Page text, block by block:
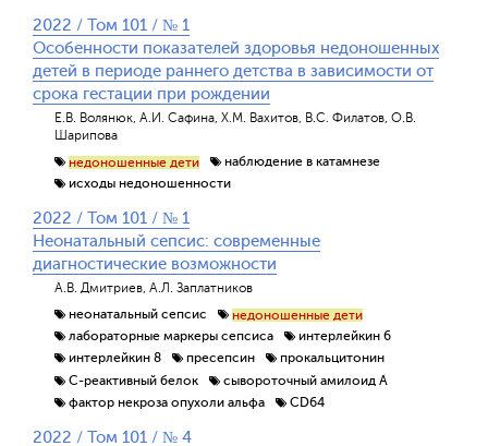
2022 / Том 101 / № 1
Особенности показателей здоровья недоношенных
детей в периоде раннего детства в зависимости от
срока гестации при рождении
Е.В. Волянюк, А.И. Сафина, Х.М. Вахитов, В.С. Филатов, О.В.
Шарипова
недоношенные дети
наблюдение в катамнезе
исходы недоношенности
2022 / Том 101 / № 1
Неонатальный сепсис: современные
диагностические возможности
А.В. Дмитриев, А.Л. Заплатников
неонатальный сепсис
недоношенные дети
лабораторные маркеры сепсиса
интерлейкин 6
интерлейкин 8
пресепсин
прокальцитонин
С-реактивный белок
сывороточный амилоид А
фактор некроза опухоли альфа
CD64
2022 / Том 101 / № 4